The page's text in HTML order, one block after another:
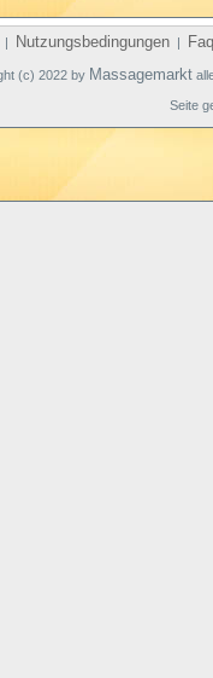
| Nutzungsbedingungen | Faq
(c) 2022 by Massagemarkt
Seite